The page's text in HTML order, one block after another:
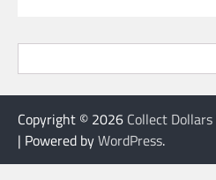
Copyright © 2026 Collect Dollars
| Powered byWordPress.